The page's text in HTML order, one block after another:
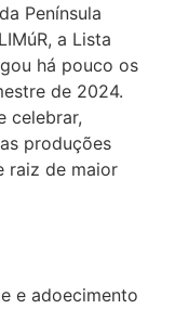
Península
a Lista
há pouco os
de 2024.
celebrar,
produções
raiz de maior
e adoecimento